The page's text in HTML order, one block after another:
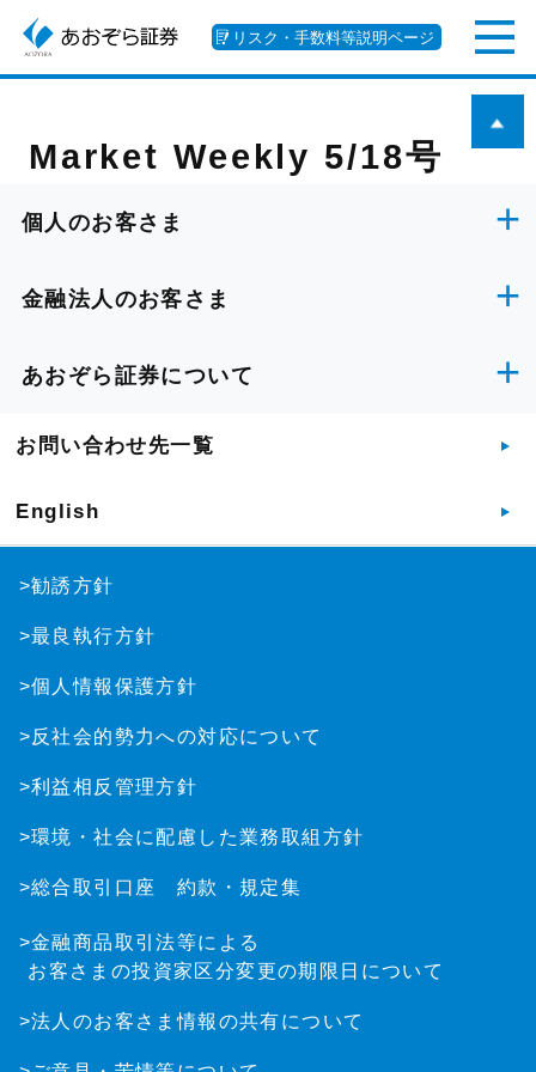
リスク・手数料等説明ページ
Market Weekly 5/18号
個人のお客さま
金融法人のお客さま
あおぞら証券について
お問い合わせ先一覧
English
>勧誘方針
>最良執行方針
>個人情報保護方針
>反社会的勢力への対応について
>利益相反管理方針
>環境・社会に配慮した業務取組方針
>総合取引口座 約款・規定集
>金融商品取引法等による
お客さまの投資家区分変更の期限日について
>法人のお客さま情報の共有について